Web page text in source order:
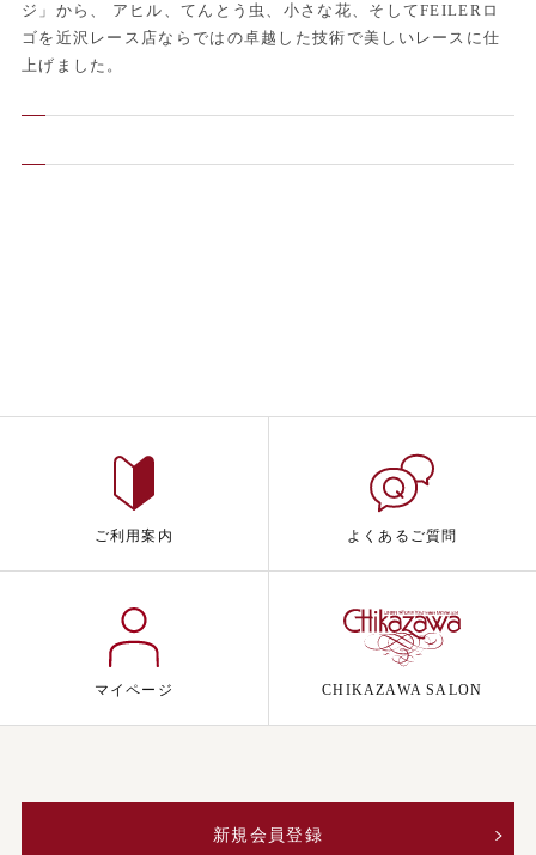
ジ」から、 アヒル、てんとう虫、小さな花、そしてFEILERロ
ゴを近沢レース店ならではの卓越した技術で美しいレースに仕
上げました。
ご利用案内 よくあるご質問
マイページ CHIKAZAWA SALON
新規会員登録